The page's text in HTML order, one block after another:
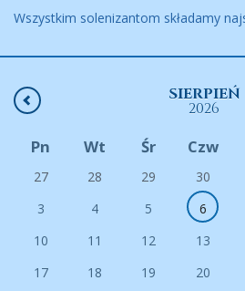
Wszystkim solenizantom składamy
SIERPIEŃ
2026
Pn Wt Śr Czw
27 28 29 30
3
4 5 6
10
11 12 13
17
18 19 20